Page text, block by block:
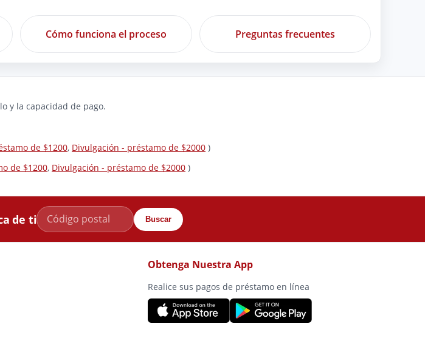
Cómo funciona el proceso Preguntas frecuentes
y la capacidad de pago.
de $1200, Divulgación - préstamo de $2000 )
de $1200, Divulgación - préstamo de $2000 )
de ti Buscar
Obtenga Nuestra App
Realice sus pagos de préstamo en línea